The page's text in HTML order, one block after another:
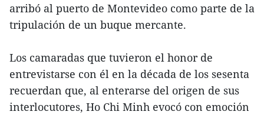
arribó al puerto de Montevideo como parte de la
tripulación de un buque mercante.
Los camaradas que tuvieron el honor de
entrevistarse con él en la década de los sesenta
recuerdan que, al enterarse del origen de sus
interlocutores, Ho Chi Minh evocó con emoción